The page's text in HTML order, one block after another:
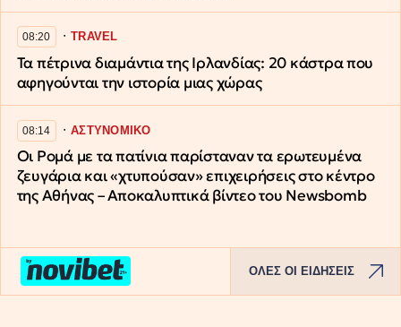
08:20 ∙TRAVEL
Τα πέτρινα διαμάντια της Ιρλανδίας: 20 κάστρα που
αφηγούνται την ιστορία μιας χώρας
08:14 ∙ΑΣΤΥΝΟΜΙΚΟ
Οι Ρομά με τα πατίνια παρίσταναν τα ερωτευμένα
ζευγάρια και «χτυπούσαν» επιχειρήσεις στο κέντρο
της Αθήνας – Αποκαλυπτικά βίντεο του Newsbomb
ΟΛΕΣ ΟΙ ΕΙΔΗΣΕΙΣ